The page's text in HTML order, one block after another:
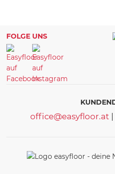
FOLGE UNS
office@easyfloor.at |